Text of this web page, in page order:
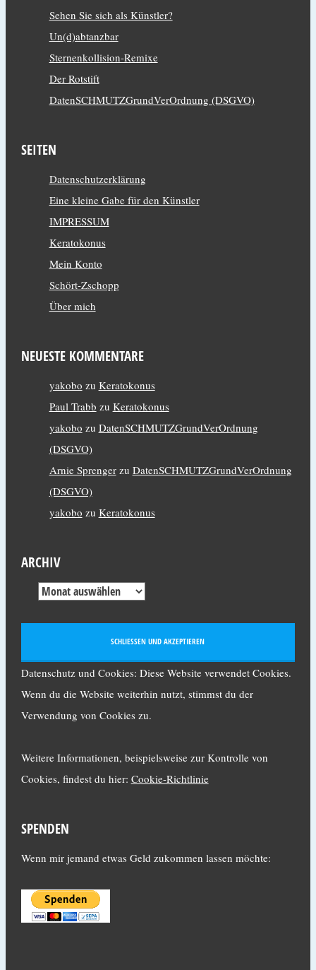
Sehen Sie sich als Künstler?
Un(d)abtanzbar
Sternenkollision-Remixe
Der Rotstift
DatenSCHMUTZGrundVerOrdnung (DSGVO)
SEITEN
Datenschutzerklärung
Eine kleine Gabe für den Künstler
IMPRESSUM
Keratokonus
Mein Konto
Schört-Zschopp
Über mich
NEUESTE KOMMENTARE
yakobo zu Keratokonus
Paul Trabb zu Keratokonus
yakobo zu DatenSCHMUTZGrundVerOrdnung
(DSGVO)
Arnie Sprengerzu DatenSCHMUTZGrundVerOrdnung
(DSGVO)
yakobo zu Keratokonus
ARCHIV
Datenschutz und Cookies: Diese Website verwendet Cookies.
Wenn du die Website weiterhin nutzt, stimmst du der
Verwendung von Cookies zu.
Weitere Informationen, beispielsweise zur Kontrolle von
Cookies, findest du hier: Cookie-Richtlinie
SPENDEN
Wenn mir jemand etwas Geld zukommen lassen möchte: